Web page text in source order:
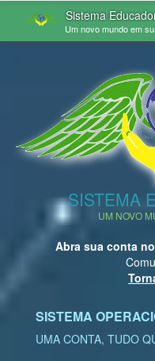
Sistema
Um novo mundo em
SISTEMA
UM NOVO
Abra sua conta no
SISTEMA
UMA CONTA, TUDO